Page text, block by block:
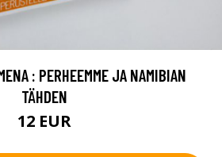
: PERHEEMME JA NAMIBIAN
TÄHDEN
12 EUR